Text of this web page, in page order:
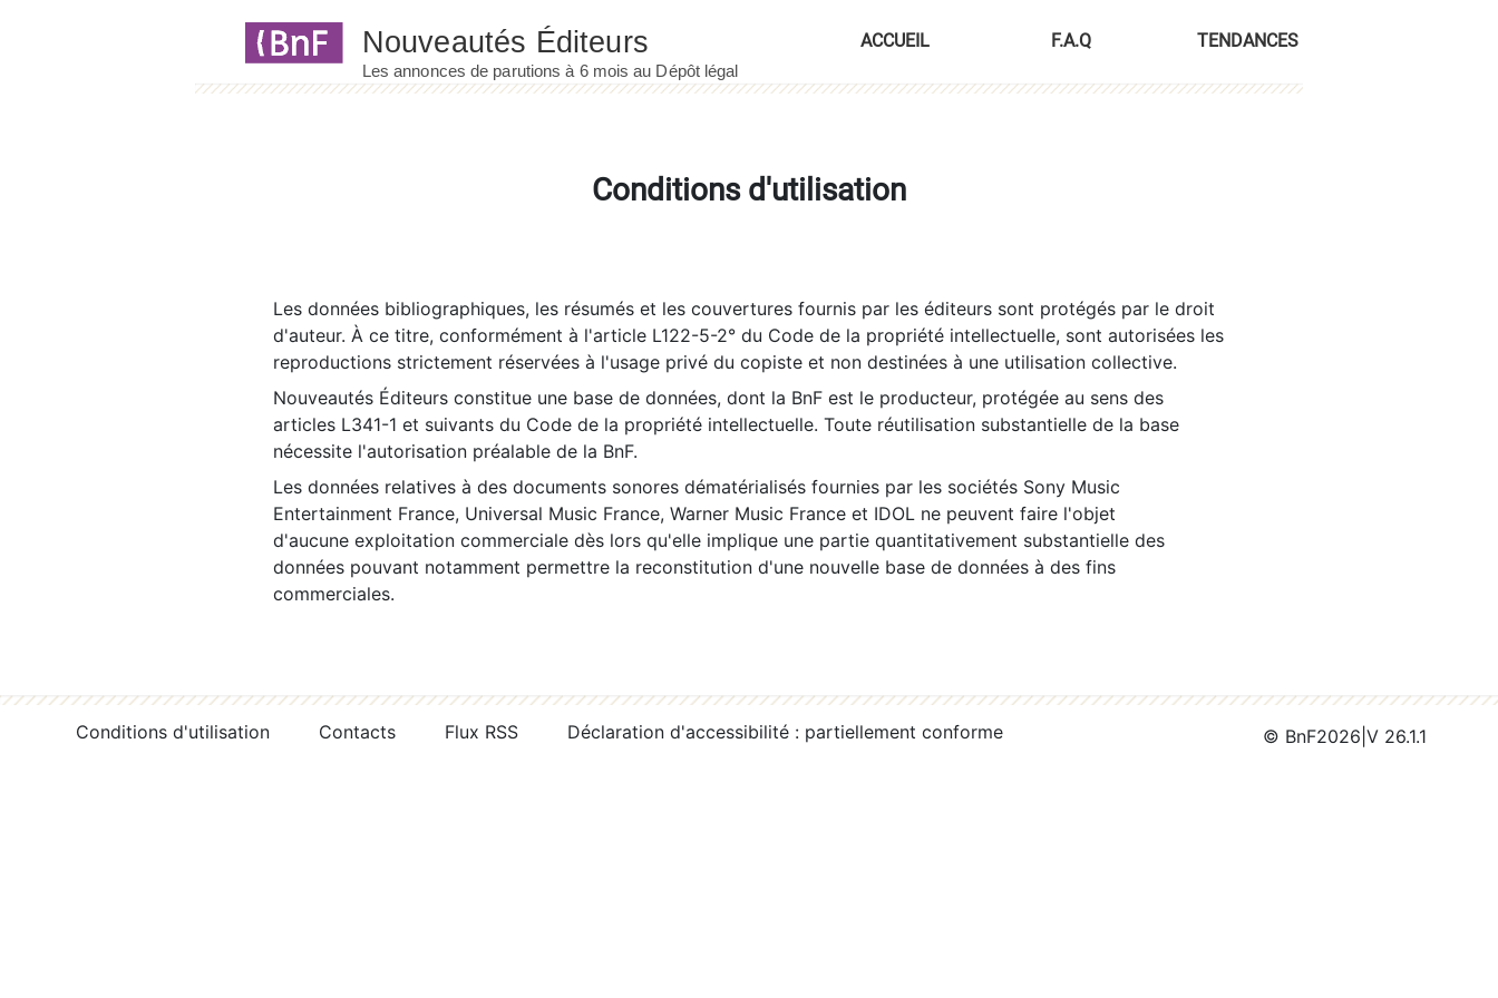
ACCUEIL F.A.Q TENDANCES
Conditions d'utilisation
Les données bibliographiques, les résumés et les couvertures fournis par les éditeurs sont protégés par le droit
d'auteur. À ce titre, conformément à l'article L122-5-2° du Code de la propriété intellectuelle, sont autorisées les
reproductions strictement réservées à l'usage privé du copiste et non destinées à une utilisation collective.
Nouveautés Éditeurs constitue une base de données, dont la BnF est le producteur, protégée au sens des
articles L341-1 et suivants du Code de la propriété intellectuelle. Toute réutilisation substantielle de la base
nécessite l'autorisation préalable de la BnF.
Les données relatives à des documents sonores dématérialisés fournies par les sociétés Sony Music
Entertainment France, Universal Music France, Warner Music France et IDOL ne peuvent faire l'objet
d'aucune exploitation commerciale dès lors qu'elle implique une partie quantitativement substantielle des
données pouvant notamment permettre la reconstitution d'une nouvelle base de données à des fins
commerciales.
Conditions d'utilisation Contacts Flux RSS Déclaration d'accessibilité : partiellement conforme © BnF2026 V 26.1.1